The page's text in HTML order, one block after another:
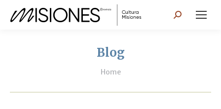
Search:
Blog
You are here:
Home